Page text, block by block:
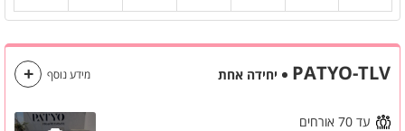
PATYO-TLV יחידה אחת
עד 70 אורחים
מידע נוסף